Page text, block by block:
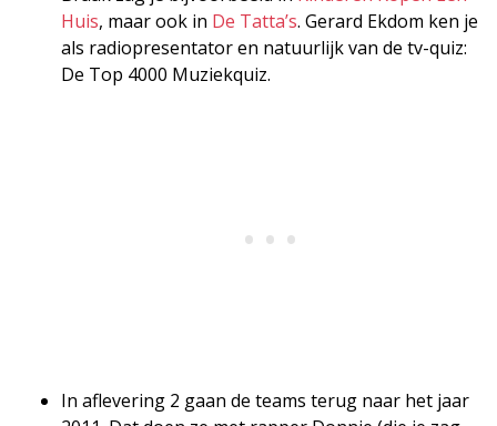
Huis, maar ook in De Tatta’s. Gerard Ekdom ken je
als radiopresentator en natuurlijk van de tv-quiz:
De Top 4000 Muziekquiz.
In aflevering 2 gaan de teams terug naar het jaar